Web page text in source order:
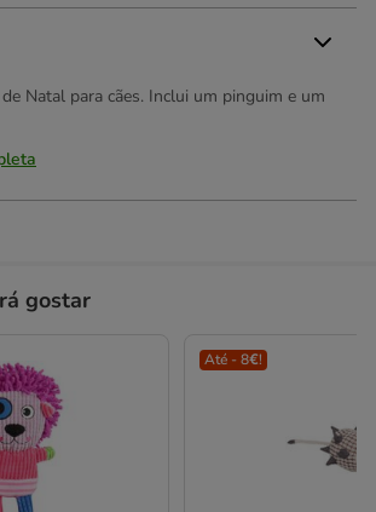
Natal para cães. Inclui um pinguim e um
gostar
Até - 8€!